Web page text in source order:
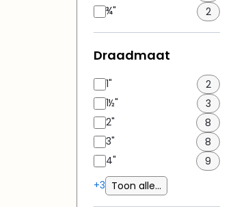
¾"
2
Draadmaat
1"
2
1½"
3
2"
8
3"
8
4"
9
+3 Toon alle...